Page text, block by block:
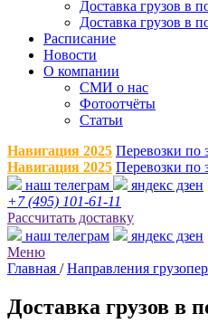
Доставка грузов в
Доставка грузов в
Расписание
Новости
О компании
СМИ о нас
Фотоотчёты
Статьи
Навигация 2025 Перевозки по
Навигация 2025 Перевозки по
наш телеграм
яндекс дзен
+7 (495) 101-61-11
Рассчитать доставку
наш телеграм
яндекс дзен
Меню
Главная /Направления
Доставка грузов в